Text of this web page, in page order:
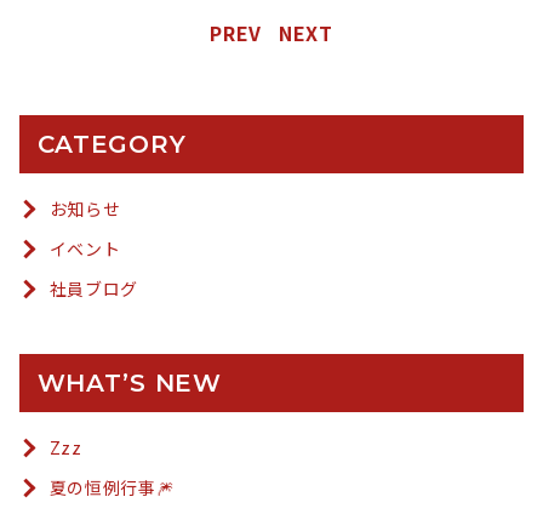
PREV NEXT
CATEGORY
お知らせ
イベント
社員ブログ
WHAT’S NEW
Zzz
夏の恒例行事🎆